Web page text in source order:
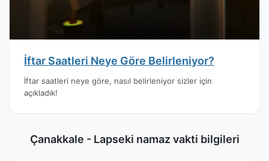
İftar Saatleri Neye Göre Belirleniyor?
İftar saatleri neye göre, nasıl belirleniyor sizler için
açıkladık!
Çanakkale - Lapseki namaz vakti bilgileri